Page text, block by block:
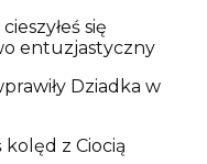
się
entuzjastyczny
Dziadka w
kolęd z Ciocią